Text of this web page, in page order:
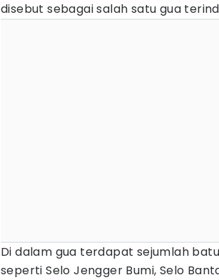
disebut sebagai salah satu gua
Di dalam gua terdapat sejumlah
seperti Selo Jengger Bumi, Selo